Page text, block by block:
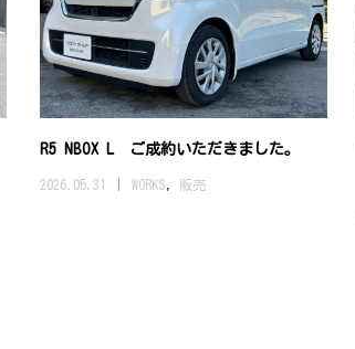
R5 NBOX L ご成約いただきました。
2026.05.31 WORKS 販売